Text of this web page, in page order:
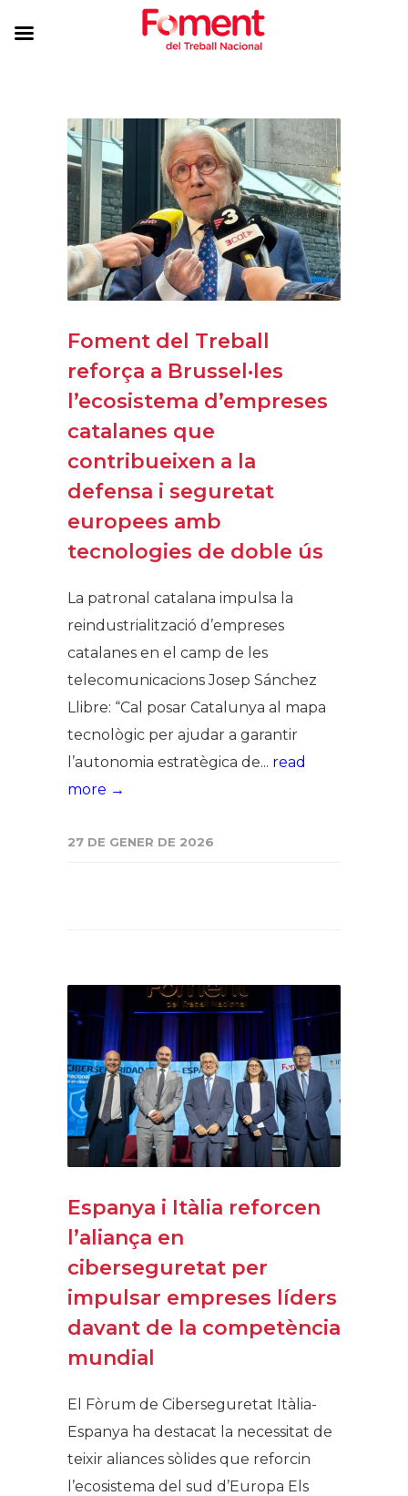
Foment del Treball
reforça a Brussel·les
l’ecosistema d’empreses
catalanes que
contribueixen a la
defensa i seguretat
europees amb
tecnologies de doble ús
La patronal catalana impulsa la
reindustrialització d’empreses
catalanes en el camp de les
telecomunicacions Josep Sánchez
Llibre: “Cal posar Catalunya al mapa
tecnològic per ajudar a garantir
l’autonomia estratègica de... read
more →
27 DE GENER DE 2026
Espanya i Itàlia reforcen
l’aliança en
ciberseguretat per
impulsar empreses líders
davant de la competència
mundial
El Fòrum de Ciberseguretat Itàlia-
Espanya ha destacat la necessitat de
teixir aliances sòlides que reforcin
l’ecosistema del sud d’Europa Els